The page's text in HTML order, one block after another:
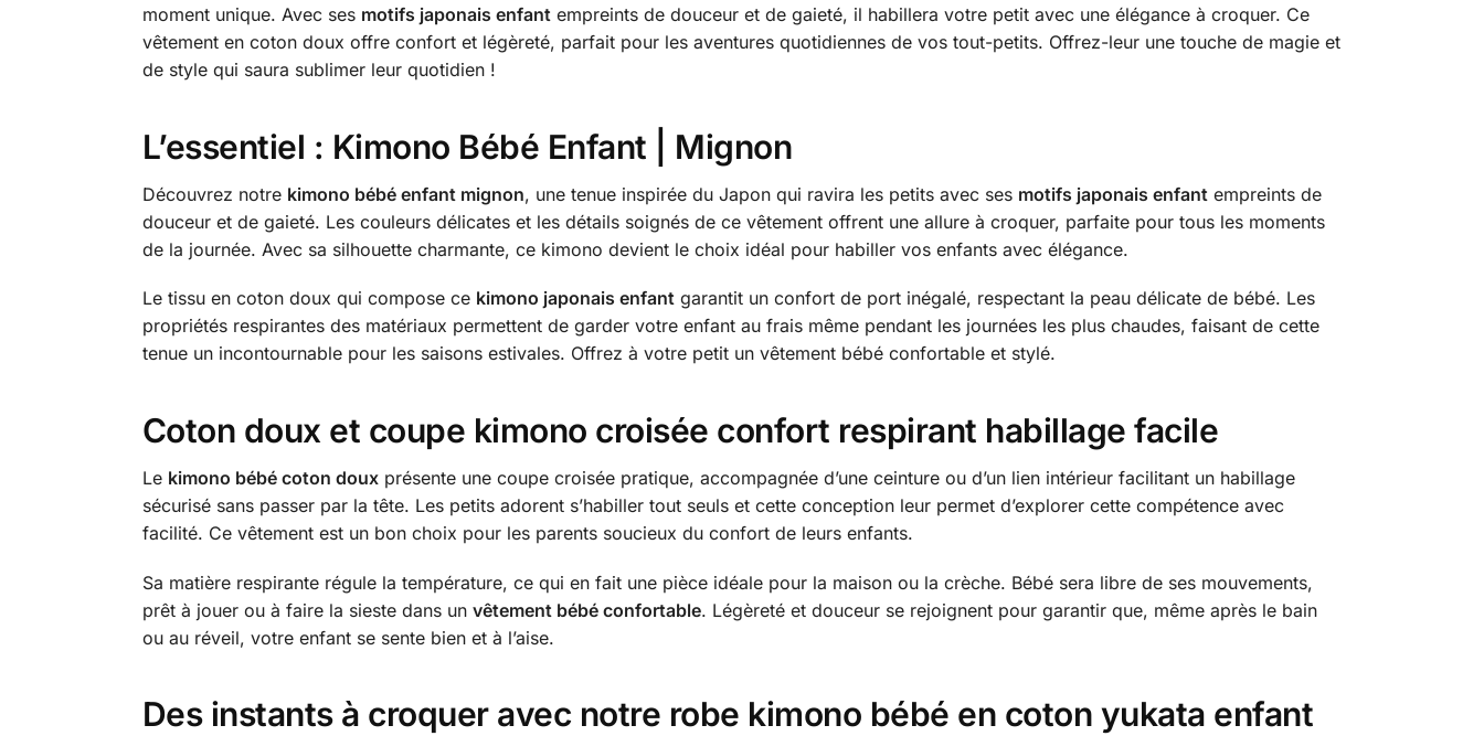
moment unique. Avec ses motifs japonais enfantempreints de douceur et de gaieté, il habillera votre petit avec une élégance à croquer. Ce
vêtement en coton doux offre confort et légèreté, parfait pour les aventures quotidiennes de vos tout-petits. Offrez-leur une touche de magie et
de style qui saura sublimer leur quotidien !
L’essentiel : Kimono Bébé Enfant | Mignon
Découvrez notre kimono bébé enfant mignon, une tenue inspirée du Japon qui ravira les petits avec ses motifs japonais enfantempreints de
douceur et de gaieté. Les couleurs délicates et les détails soignés de ce vêtement offrent une allure à croquer, parfaite pour tous les moments
de la journée. Avec sa silhouette charmante, ce kimono devient le choix idéal pour habiller vos enfants avec élégance.
Le tissu en coton doux qui compose ce kimono japonais enfantgarantit un confort de port inégalé, respectant la peau délicate de bébé. Les
propriétés respirantes des matériaux permettent de garder votre enfant au frais même pendant les journées les plus chaudes, faisant de cette
tenue un incontournable pour les saisons estivales. Offrez à votre petit un vêtement bébé confortable et stylé.
Coton doux et coupe kimono croisée confort respirant habillage facile
Le kimono bébé coton douxprésente une coupe croisée pratique, accompagnée d’une ceinture ou d’un lien intérieur facilitant un habillage
sécurisé sans passer par la tête. Les petits adorent s’habiller tout seuls et cette conception leur permet d’explorer cette compétence avec
facilité. Ce vêtement est un bon choix pour les parents soucieux du confort de leurs enfants.
Sa matière respirante régule la température, ce qui en fait une pièce idéale pour la maison ou la crèche. Bébé sera libre de ses mouvements,
prêt à jouer ou à faire la sieste dans un vêtement bébé confortable. Légèreté et douceur se rejoignent pour garantir que, même après le bain
ou au réveil, votre enfant se sente bien et à l’aise.
Des instants à croquer avec notre robe kimono bébé en coton yukata enfant